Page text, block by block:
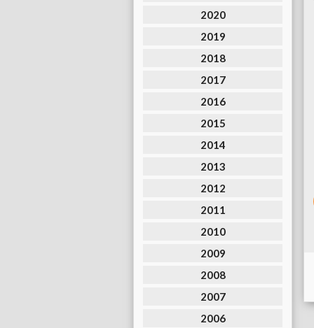
2020
2019
2018
2017
2016
2015
2014
2013
2012
2011
2010
2009
2008
2007
2006